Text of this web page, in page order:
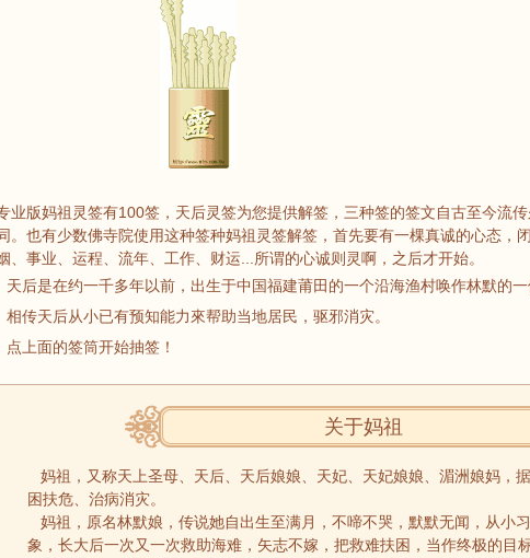
业版妈祖灵签有100签，天后灵签为您提供解签，三种签的签文自古至今流
。也有少数佛寺院使用这种签种妈祖灵签解签，首先要有一棵真诚的心态，
、事业、运程、流年、工作、财运...所谓的心诚则灵啊，之后才开始。
天后是在约一千多年以前，出生于中国福建莆田的一个沿海渔村唤作林默的一
相传天后从小已有预知能力來帮助当地居民，驱邪消灾。
点上面的签筒开始抽签！
关于妈祖
妈祖，又称天上圣母、天后、天后娘娘、天妃、天妃娘娘、湄洲娘妈，
困扶危、治病消灾。
妈祖，原名林默娘，传说她自出生至满月，不啼不哭，默默无闻，从小
象，长大后一次又一次救助海难，矢志不嫁，把救难扶困，当作终极的目